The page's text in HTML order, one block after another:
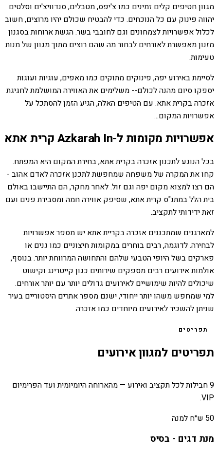
מגוון חטיפים קלים זמינים כמו צ'יפס, מטבלים, סנדוויצ'ים וסלטים
יהווה פינוק עם כל הנוכחים. כדי להבטיח שכולם יהיו מרוצים, חשוב
לכלול אפשרויות לצמחונים וגם לחובבי בשר. הגשת ארוחות בסגנון
מזנון מאפשרת לאורחים לבחור מה שהם רוצים מתוך מגוון של מנות
טעימות.
לסיימת באירוע יפה, פינוקים מתוקים כמו מאפים, עוגיות ועוגות
יספקו סיום מהנה לכולם-- משלימים את האווירה המושלמת לחגיגת
אזכרה בקרית אתא. עם הטיפים האלה, הגיע הזמן להסתכל על
אפשרויות המקום...
אפשרויות מקומות ל-Azkarah In קרית אתא
בכל הנוגע לתכנון אזכרה בקרית אתא, בחירת המקום היא המפתח.
קחו את המקרה של משפחה שמחפשת לתכנן אזכרה לאדם אהוב -
הם רצו למצוא מקום יפה וגם זול. לאחר מחקר, הם התיישבו באולם
בית הלל במתנ"ס קרית אתא, שסיפק אווירה חמה ומסבירת פנים ועם
זאת ידידותי לתקציב.
למארגנים שמתכננים אזכרה בקריית אתא יש מספר אפשרויות
לבחירה. לדוגמה, רבים בוחרים במקומות חיצוניים כמו גנים או
פארקים בשל היופי הטבעי שלהם והתחושה המרווחת יותר. בנוסף,
אולמות אירועים רבים מספקים שירותים כגון קייטרינג וקישוט
שיכולים להיות שימושיים לאירועים גדולים יותר עם יותר אורחים.
למי שמחפש משהו יותר ייחודי, ישנם מספר אתרים היסטוריים בעיר
שניתן להשכיר לאירועים מיוחדים כמו אזכרה.
תפריטים
תפריטים למגוון אירועים
9 חבילות לכל תקציב ואירוע — מהארוחה היומיומית ועד הפרימיום
VIP.
50 ש״ח למנה
מנת דגים - בסיס